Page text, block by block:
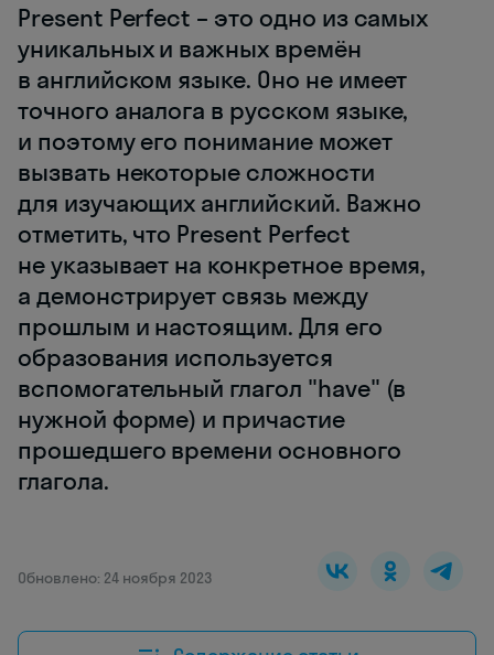
Present Perfect – это одно из самых
уникальных и важных времён
в английском языке. Оно не имеет
точного аналога в русском языке,
и поэтому его понимание может
вызвать некоторые сложности
для изучающих английский. Важно
отметить, что Present Perfect
не указывает на конкретное время,
а демонстрирует связь между
прошлым и настоящим. Для его
образования используется
вспомогательный глагол "have" (в
нужной форме) и причастие
прошедшего времени основного
глагола.
Обновлено: 24 ноября 2023